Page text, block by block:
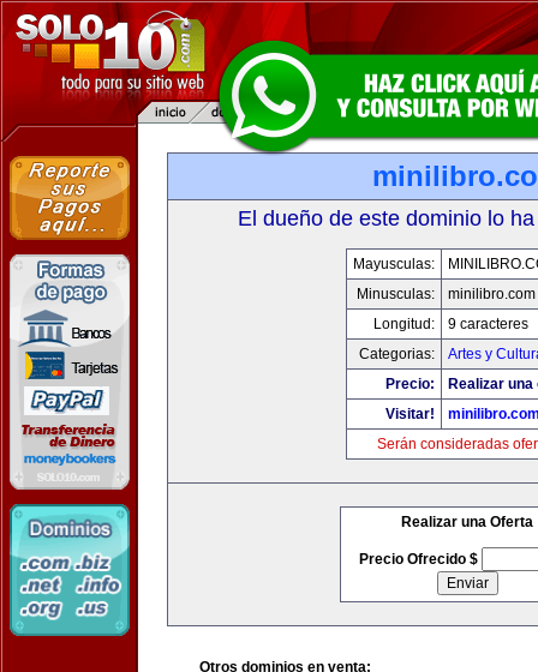
El dueño de este dominio lo
Mayusculas:
Minusculas:
minilibro.com
Longitud:
9 caracteres
Categorias:
Artes y
Precio:
Realizar
Visitar!
Serán consideradas
Realizar una Oferta
Precio Ofrecido $
Otros dominios en venta: